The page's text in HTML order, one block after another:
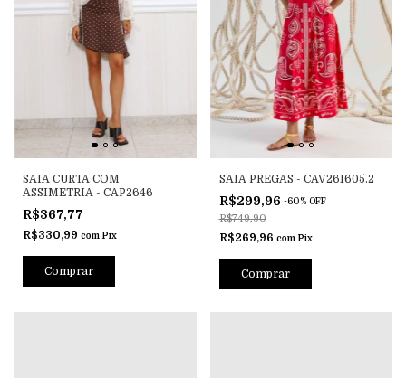
SAIA CURTA COM
ASSIMETRIA - CAP2646
R$367,77
R$330,99 com Pix
Comprar
SAIA PREGAS - CAV261605.2
R$299,96 -60% OFF
R$749,90
R$269,96 com Pix
Comprar